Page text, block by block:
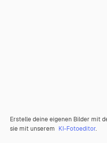
Erstelle deine eigenen Bilder mit
sie mit unserem KI-Fotoeditor.